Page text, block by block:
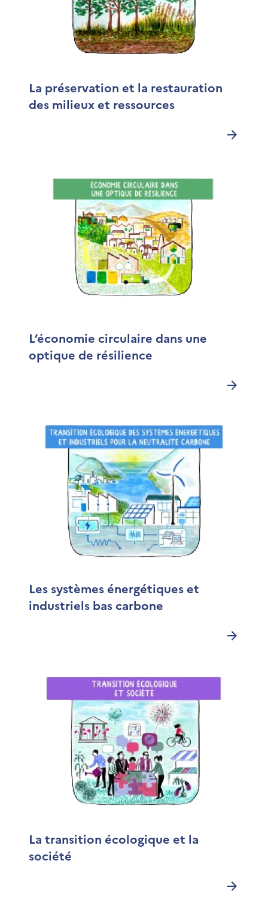
La préservation et la restauration
des milieux et ressources
L’économie circulaire dans une
optique de résilience
Les systèmes énergétiques et
industriels bas carbone
La transition écologique et la
société